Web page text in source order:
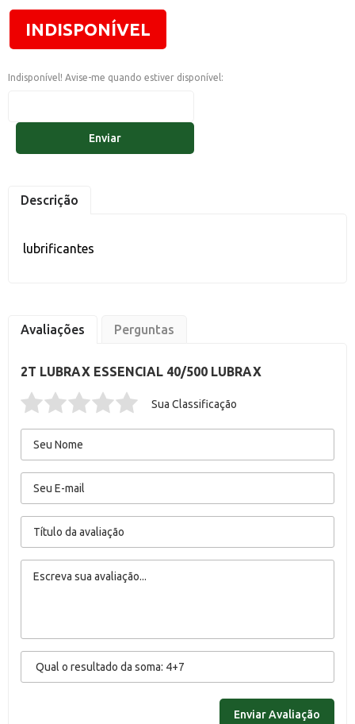
INDISPONÍVEL
Indisponível! Avise-me quando estiver disponível:
Enviar
Descrição
lubrificantes
Avaliações Perguntas
2T LUBRAX ESSENCIAL 40/500 LUBRAX
Sua Classificação